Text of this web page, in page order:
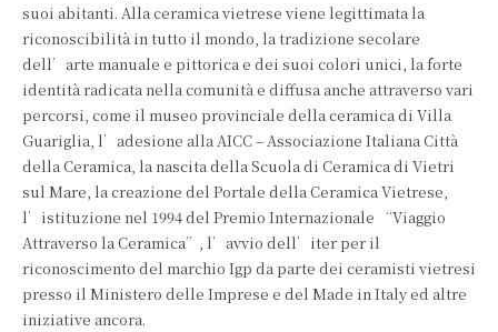
suoi abitanti. Alla ceramica vietrese viene legittimata la
riconoscibilità in tutto il mondo, la tradizione secolare
dell’arte manuale e pittorica e dei suoi colori unici, la forte
identità radicata nella comunità e diffusa anche attraverso vari
percorsi, come il museo provinciale della ceramica di Villa
Guariglia, l’adesione alla AICC – Associazione Italiana Città
della Ceramica, la nascita della Scuola di Ceramica di Vietri
sul Mare, la creazione del Portale della Ceramica Vietrese,
l’istituzione nel 1994 del Premio Internazionale “Viaggio
Attraverso la Ceramica”, l’avvio dell’iter per il
riconoscimento del marchio Igp da parte dei ceramisti vietresi
presso il Ministero delle Imprese e del Made in Italy ed altre
iniziative ancora.